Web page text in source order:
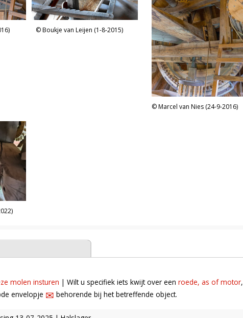
Boukje van Leijen (1-8-2015)
Marcel van Nies (24-9-2016)
molen insturen | Wilt u specifiek iets kwijt over een roede, as of motor,
envelopje ✉︎ behorende bij het betreffende object.